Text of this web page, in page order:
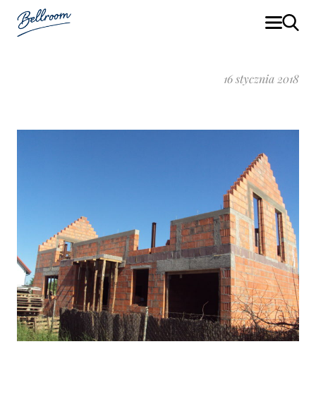
16 stycznia 2018